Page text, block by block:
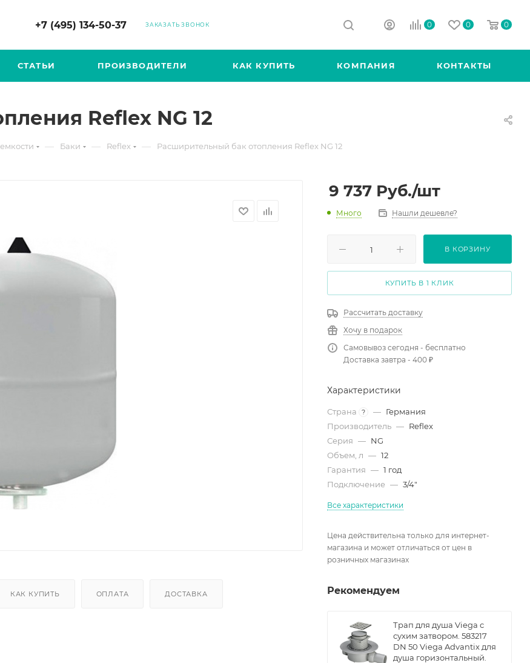
+7 (495) 134-50-37 ЗАКАЗАТЬ ЗВОНОК 0 0 0
СТАТЬИ ПРОИЗВОДИТЕЛИ КАК КУПИТЬ КОМПАНИЯ КОНТАКТЫ
Reflex NG 12
— Баки — Reflex — Расширительный бак отопления Reflex NG 12
КАК КУПИТЬ ОПЛАТА ДОСТАВКА
9 737 Руб./шт
Много Нашли дешевле?
В КОРЗИНУ
КУПИТЬ В 1 КЛИК
Рассчитать доставку
Хочу в подарок
Самовывоз сегодня - бесплатно
Доставка завтра - 400 ₽
Характеристики
Страна ? — Германия
Производитель — Reflex
Серия — NG
Объем, л — 12
Гарантия — 1 год
Подключение — 3/4"
Все характеристики
Цена действительна только для интернет-
магазина и может отличаться от цен в
розничных магазинах
Рекомендуем
Трап для душа Viega с
сухим затвором. 583217
DN 50 Viega Advantix для
душа горизонтальный.